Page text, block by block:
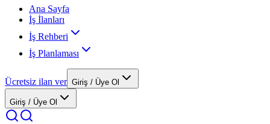
Ana Sayfa
İş İlanları
İş Rehberi
İş Planlaması
Ücretsiz ilan ver Giriş / Üye Ol
Giriş / Üye Ol